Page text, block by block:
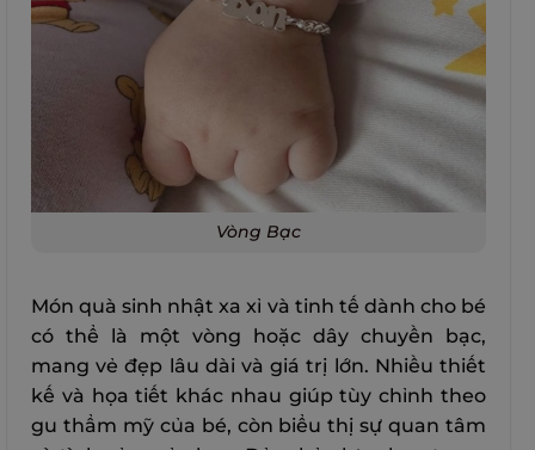
Vòng Bạc
Món quà sinh nhật xa xỉ và tinh tế dành cho bé
có thể là một vòng hoặc dây chuyền bạc,
mang vẻ đẹp lâu dài và giá trị lớn. Nhiều thiết
kế và họa tiết khác nhau giúp tùy chỉnh theo
gu thẩm mỹ của bé, còn biểu thị sự quan tâm